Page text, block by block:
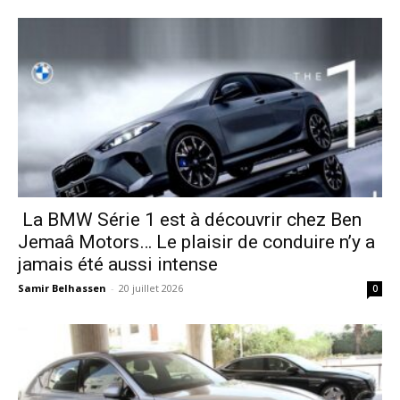
La BMW Série 1 est à découvrir chez Ben
Jemaâ Motors… Le plaisir de conduire n’y a
jamais été aussi intense
Samir Belhassen - 20 juillet 2026 0